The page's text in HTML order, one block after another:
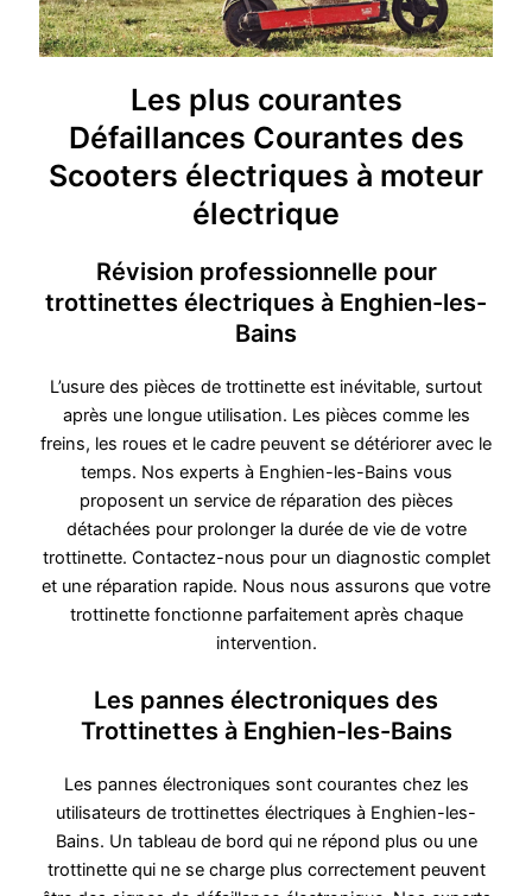
Les plus courantes
Défaillances Courantes des
Scooters électriques à moteur
électrique
Révision professionnelle pour
trottinettes électriques à Enghien-les-
Bains
L’usure des pièces de trottinette est inévitable, surtout
après une longue utilisation. Les pièces comme les
freins, les roues et le cadre peuvent se détériorer avec le
temps. Nos experts à Enghien-les-Bains vous
proposent un service de réparation des pièces
détachées pour prolonger la durée de vie de votre
trottinette. Contactez-nous pour un diagnostic complet
et une réparation rapide. Nous nous assurons que votre
trottinette fonctionne parfaitement après chaque
intervention.
Les pannes électroniques des
Trottinettes à Enghien-les-Bains
Les pannes électroniques sont courantes chez les
utilisateurs de trottinettes électriques à Enghien-les-
Bains. Un tableau de bord qui ne répond plus ou une
trottinette qui ne se charge plus correctement peuvent